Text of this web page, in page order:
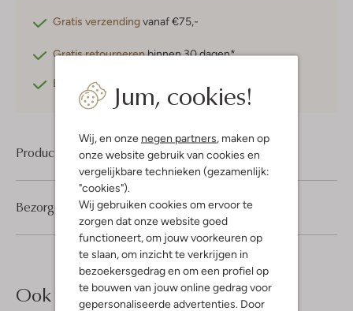
Jum, cookies!
Wij, en onze negen partners, maken op
onze website gebruik van cookies en
vergelijkbare technieken (gezamenlijk:
"cookies").
Wij gebruiken cookies om ervoor te
zorgen dat onze website goed
functioneert, om jouw voorkeuren op
te slaan, om inzicht te verkrijgen in
bezoekersgedrag en om een profiel op
te bouwen van jouw online gedrag voor
gepersonaliseerde advertenties. Door
Gratis verzendingvanaf €75,-
Gratis retournerenbinnen 30 dagen*
Betaal achteraf
Product informatie
Bezorgen & retourneren
Ook iets voor jou?